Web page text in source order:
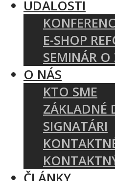
UDALOSTI
E-SHOP
SEMINÁR
O NÁS
KTO SME
ZÁKLADNÉ
SIGNATÁRI